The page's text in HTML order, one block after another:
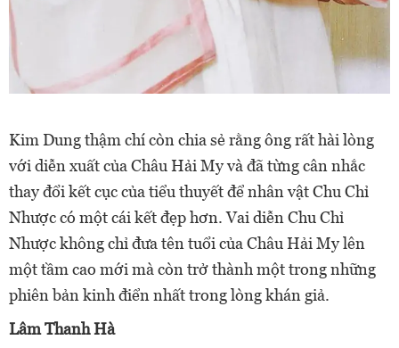
Kim Dung thậm chí còn chia sẻ rằng ông rất hài lòng
với diễn xuất của Châu Hải My và đã từng cân nhắc
thay đổi kết cục của tiểu thuyết để nhân vật Chu Chỉ
Nhược có một cái kết đẹp hơn. Vai diễn Chu Chỉ
Nhược không chỉ đưa tên tuổi của Châu Hải My lên
một tầm cao mới mà còn trở thành một trong những
phiên bản kinh điển nhất trong lòng khán giả.
Lâm Thanh Hà